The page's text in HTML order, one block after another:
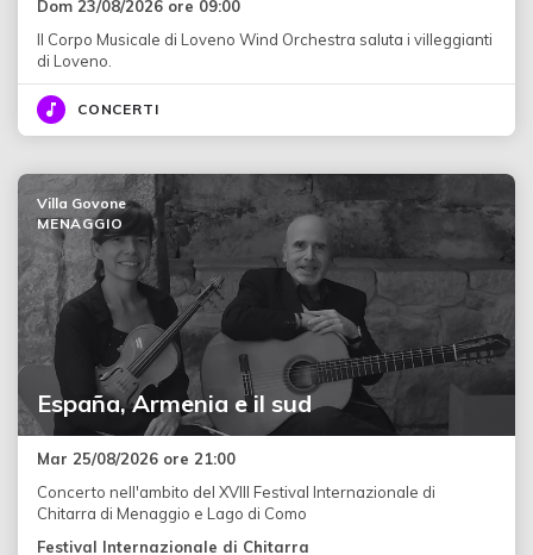
Dom 23/08/2026 ore 09:00
Il Corpo Musicale di Loveno Wind Orchestra saluta i villeggianti
di Loveno.
CONCERTI
España, Armenia e il sud
Villa Govone
MENAGGIO
Mar 25/08/2026 ore 21:00
Concerto nell'ambito del XVIII Festival Internazionale di
Chitarra di Menaggio e Lago di Como
Festival Internazionale di Chitarra